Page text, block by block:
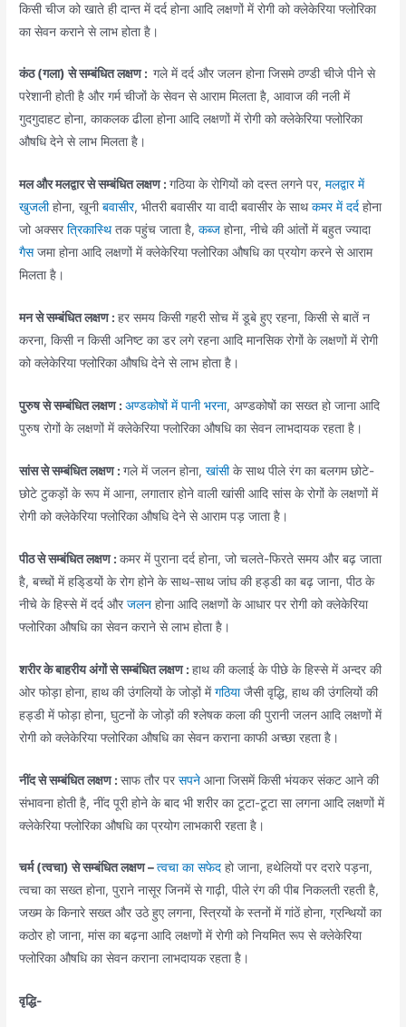
किसी चीज को खाते ही दान्त में दर्द होना आदि लक्षणों में रोगी को क्लेकेरिया फ्लोरिका
का सेवन कराने से लाभ होता है।
कंठ (गला) से सम्बंधित लक्षण :गले में दर्द और जलन होना जिसमे ठण्डी चीजे पीने से
परेशानी होती है और गर्म चीजों के सेवन से आराम मिलता है, आवाज की नली में
गुदगुदाहट होना, काकलक ढीला होना आदि लक्षणों में रोगी को क्लेकेरिया फ्लोरिका
औषधि देने से लाभ मिलता है।
मल और मलद्वार से सम्बंधित लक्षण :गठिया के रोगियों को दस्त लगने पर,मलद्वार में
खुजलीहोना, खूनीबवासीर, भीतरी बवासीर या वादी बवासीर के साथकमर में दर्द होना
जो अक्सरत्रिकास्थितक पहुंच जाता है,कब्जहोना, नीचे की आंतों में बहुत ज्यादा
गैसजमा होना आदि लक्षणों में क्लेकेरिया फ्लोरिका औषधि का प्रयोग करने से आराम
मिलता है।
मन से सम्बंधित लक्षण :हर समय किसी गहरी सोच में डूबे हुए रहना, किसी से बातें न
करना, किसी न किसी अनिष्ट का डर लगे रहना आदि मानसिक रोगों के लक्षणों में रोगी
को क्लेकेरिया फ्लोरिका औषधि देने से लाभ होता है।
पुरुष से सम्बंधित लक्षण :अण्डकोषों में पानी भरना, अण्डकोषों का सख्त हो जाना आदि
पुरुष रोगों के लक्षणों में क्लेकेरिया फ्लोरिका औषधि का सेवन लाभदायक रहता है।
सांस से सम्बंधित लक्षण :गले में जलन होना,खांसीके साथ पीले रंग का बलगम छोटे-
छोटे टुकड़ों के रूप में आना, लगातार होने वाली खांसी आदि सांस के रोगों के लक्षणों में
रोगी को क्लेकेरिया फ्लोरिका औषधि देने से आराम पड़ जाता है।
पीठ से सम्बंधित लक्षण :कमर में पुराना दर्द होना, जो चलते-फिरते समय और बढ़ जाता
है, बच्चों में हडि्डयों के रोग होने के साथ-साथ जांघ की हड्डी का बढ़ जाना, पीठ के
नीचे के हिस्से में दर्द औरजलनहोना आदि लक्षणों के आधार पर रोगी को क्लेकेरिया
फ्लोरिका औषधि का सेवन कराने से लाभ होता है।
शरीर के बाहरीय अंगों से सम्बंधित लक्षण :हाथ की कलाई के पीछे के हिस्से में अन्दर की
ओर फोड़ा होना, हाथ की उंगलियों के जोड़ों मेंगठियाजैसी वृद्धि, हाथ की उंगलियों की
हड्डी में फोड़ा होना, घुटनों के जोड़ों की श्लेषक कला की पुरानी जलन आदि लक्षणों में
रोगी को क्लेकेरिया फ्लोरिका औषधि का सेवन कराना काफी अच्छा रहता है।
नींद से सम्बंधित लक्षण :साफ तौर परसपनेआना जिसमें किसी भंयकर संकट आने की
संभावना होती है, नींद पूरी होने के बाद भी शरीर का टूटा-टूटा सा लगना आदि लक्षणों में
क्लेकेरिया फ्लोरिका औषधि का प्रयोग लाभकारी रहता है।
चर्म (त्वचा) से सम्बंधित लक्षण –त्वचा का सफेदहो जाना, हथेलियों पर दरारे पड़ना,
त्वचा का सख्त होना, पुराने नासूर जिनमें से गाढ़ी, पीले रंग की पीब निकलती रहती है,
जख्म के किनारे सख्त और उठे हुए लगना, स्त्रियों के स्तनों में गांठें होना, ग्रन्थियों का
कठोर हो जाना, मांस का बढ़ना आदि लक्षणों में रोगी को नियमित रूप से क्लेकेरिया
फ्लोरिका औषधि का सेवन कराना लाभदायक रहता है।
वृद्धि-